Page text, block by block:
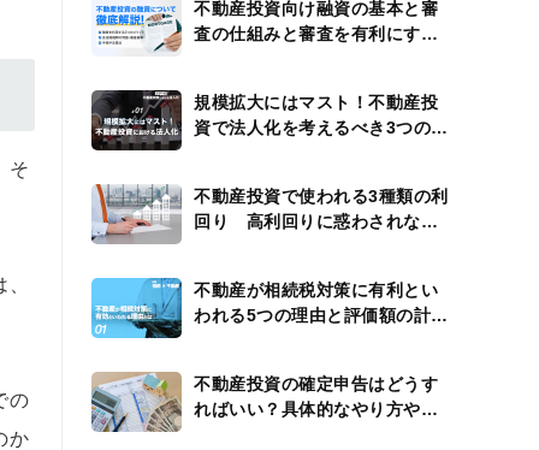
そ
の
か
不動産投資向け融資の基本と審
査の仕組みと審査を有利にする
規模拡大にはマスト！不動産投
資で法人化を考えるべき3つのタ
不動産投資で使われる3種類の利
回り 高利回りに惑わされない
不動産が相続税対策に有利とい
われる5つの理由と評価額の計算
不動産投資の確定申告はどうす
ればいい？具体的なやり方や還